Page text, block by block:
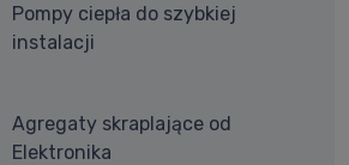
Pompy ciepła do szybkiej
instalacji
Agregaty skraplające od
Elektronika